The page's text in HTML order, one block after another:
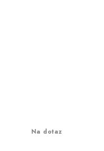
Na dotaz